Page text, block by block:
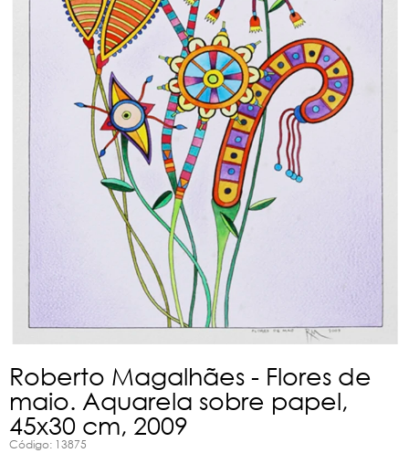
Roberto Magalhães - Flores de
maio. Aquarela sobre papel,
45x30 cm, 2009
Código: 13875